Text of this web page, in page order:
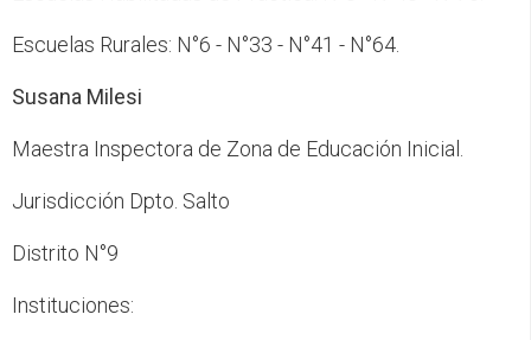
Escuelas Rurales: N°6 - N°33 - N°41 - N°64.
Susana Milesi
Maestra Inspectora de Zona de Educación Inicial.
Jurisdicción Dpto. Salto
Distrito N°9
Instituciones: